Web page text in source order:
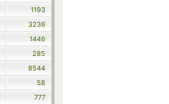
1193
3236
1446
285
8544
58
777